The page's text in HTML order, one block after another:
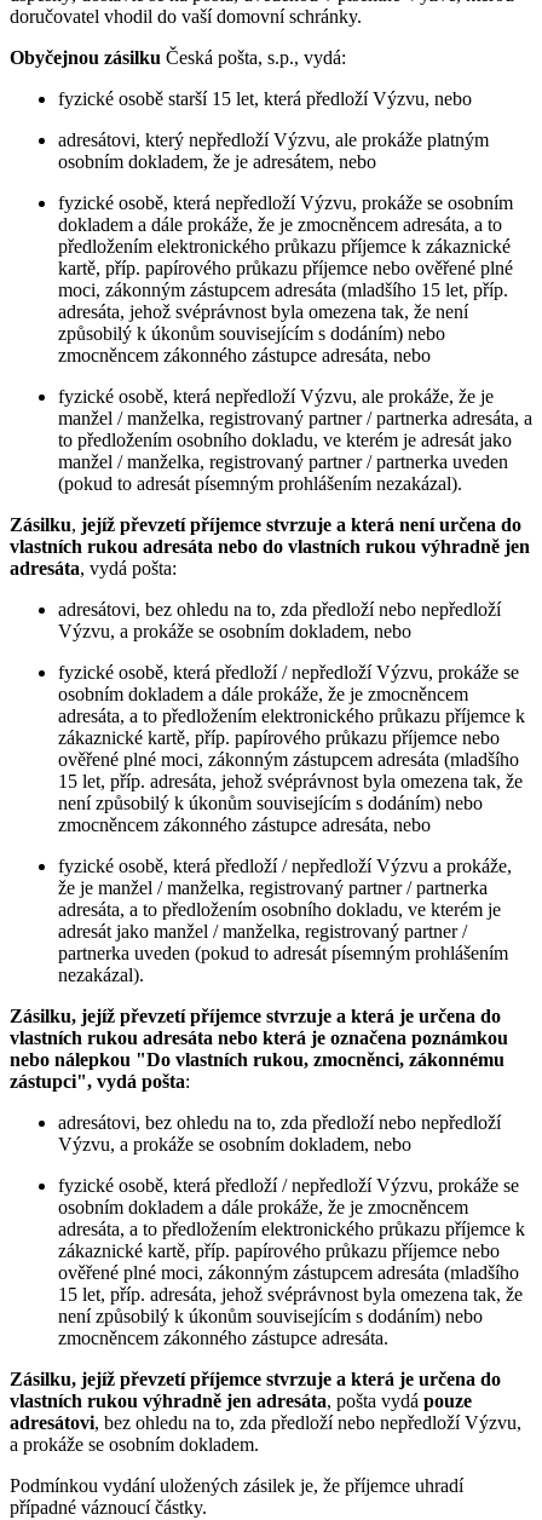
doručovatel vhodil do vaší domovní schránky.
Obyčejnou zásilku Česká pošta, s.p., vydá:
fyzické osobě starší 15 let, která předloží Výzvu, nebo
adresátovi, který nepředloží Výzvu, ale prokáže platným
osobním dokladem, že je adresátem, nebo
fyzické osobě, která nepředloží Výzvu, prokáže se osobním
dokladem a dále prokáže, že je zmocněncem adresáta, a to
předložením elektronického průkazu příjemce k zákaznické
kartě, příp. papírového průkazu příjemce nebo ověřené plné
moci, zákonným zástupcem adresáta (mladšího 15 let, příp.
adresáta, jehož svéprávnost byla omezena tak, že není
způsobilý k úkonům souvisejícím s dodáním) nebo
zmocněncem zákonného zástupce adresáta, nebo
fyzické osobě, která nepředloží Výzvu, ale prokáže, že je
manžel / manželka, registrovaný partner / partnerka adresáta, a
to předložením osobního dokladu, ve kterém je adresát jako
manžel / manželka, registrovaný partner / partnerka uveden
(pokud to adresát písemným prohlášením nezakázal).
Zásilku, jejíž převzetí příjemce stvrzuje a která není určena do
vlastních rukou adresáta nebo do vlastních rukou výhradně jen
adresáta, vydá pošta:
adresátovi, bez ohledu na to, zda předloží nebo nepředloží
Výzvu, a prokáže se osobním dokladem, nebo
fyzické osobě, která předloží / nepředloží Výzvu, prokáže se
osobním dokladem a dále prokáže, že je zmocněncem
adresáta, a to předložením elektronického průkazu příjemce k
zákaznické kartě, příp. papírového průkazu příjemce nebo
ověřené plné moci, zákonným zástupcem adresáta (mladšího
15 let, příp. adresáta, jehož svéprávnost byla omezena tak, že
není způsobilý k úkonům souvisejícím s dodáním) nebo
zmocněncem zákonného zástupce adresáta, nebo
fyzické osobě, která předloží / nepředloží Výzvu a prokáže,
že je manžel / manželka, registrovaný partner / partnerka
adresáta, a to předložením osobního dokladu, ve kterém je
adresát jako manžel / manželka, registrovaný partner /
partnerka uveden (pokud to adresát písemným prohlášením
nezakázal).
Zásilku, jejíž převzetí příjemce stvrzuje a která je určena do
vlastních rukou adresáta nebo která je označena poznámkou
nebo nálepkou "Do vlastních rukou, zmocněnci, zákonnému
zástupci", vydá pošta:
adresátovi, bez ohledu na to, zda předloží nebo nepředloží
Výzvu, a prokáže se osobním dokladem, nebo
fyzické osobě, která předloží / nepředloží Výzvu, prokáže se
osobním dokladem a dále prokáže, že je zmocněncem
adresáta, a to předložením elektronického průkazu příjemce k
zákaznické kartě, příp. papírového průkazu příjemce nebo
ověřené plné moci, zákonným zástupcem adresáta (mladšího
15 let, příp. adresáta, jehož svéprávnost byla omezena tak, že
není způsobilý k úkonům souvisejícím s dodáním) nebo
zmocněncem zákonného zástupce adresáta.
Zásilku, jejíž převzetí příjemce stvrzuje a která je určena do
vlastních rukou výhradně jen adresáta, pošta vydá pouze
adresátovi, bez ohledu na to, zda předloží nebo nepředloží Výzvu,
a prokáže se osobním dokladem.
Podmínkou vydání uložených zásilek je, že příjemce uhradí
případné váznoucí částky.